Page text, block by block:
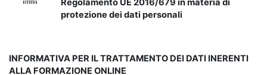
Regolamento UE 2016/679 in materia di
protezione dei dati personali
INFORMATIVA PER IL TRATTAMENTO DEI DATI INERENTI
ALLA FORMAZIONE ONLINE